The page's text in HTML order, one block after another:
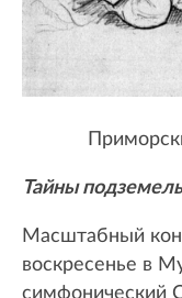
Тайны
Масштабный
воскресенье в
симфонический